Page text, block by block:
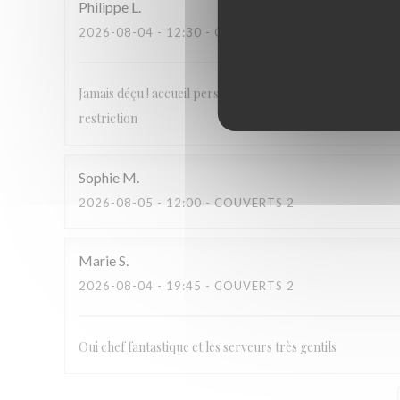
Philippe L
2026-08-04 - 12:30 - COUVERTS 4
Jamais déçu ! accueil personnalisé, plats gourmands et
restriction
Sophie M
2026-08-05 - 12:00 - COUVERTS 2
MarieS
2026-08-04 - 19:45 - COUVERTS 2
Oui chef fantastique et les serveurs très gentils